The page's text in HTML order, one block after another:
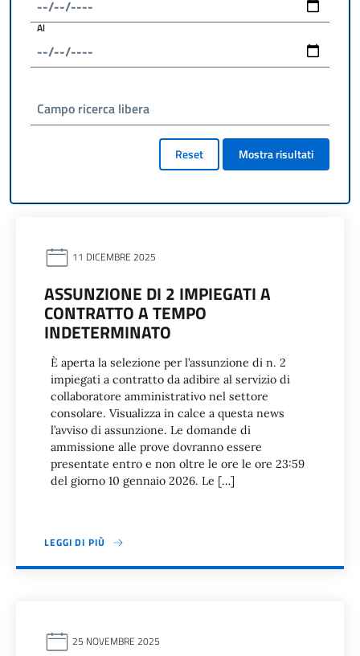
Al
Campo ricerca libera
Reset Mostra risultati
11 DICEMBRE 2025
ASSUNZIONE DI 2 IMPIEGATI A
CONTRATTO A TEMPO
INDETERMINATO
È aperta la selezione per l’assunzione di n. 2
impiegati a contratto da adibire al servizio di
collaboratore amministrativo nel settore
consolare. Visualizza in calce a questa news
l’avviso di assunzione. Le domande di
ammissione alle prove dovranno essere
presentate entro e non oltre le ore le ore 23:59
del giorno 10 gennaio 2026. Le […]
LEGGI DI PIÙ
25 NOVEMBRE 2025